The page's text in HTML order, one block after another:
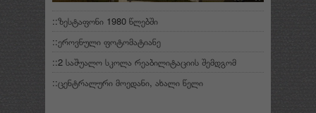
::ზესტაფონი 1980 წლებში
::ეროვნული ფოტომატიანე
::2 საშუალო სკოლა რეაბილიტაციის შემდგომ
::ცენტრალური მოედანი, ახალი წელი